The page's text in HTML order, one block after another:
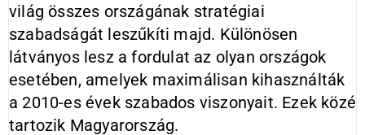
világ összes országának stratégiai
szabadságát leszűkíti majd. Különösen
látványos lesz a fordulat az olyan országok
esetében, amelyek maximálisan kihasználták
a 2010-es évek szabados viszonyait. Ezek közé
tartozik Magyarország.